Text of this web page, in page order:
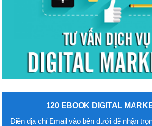
120 EBOOK DIGITAL
Điền địa chỉ Email vào bên dưới để nhận